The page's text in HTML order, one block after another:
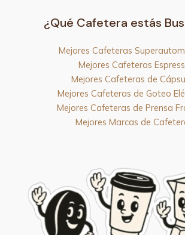
¿Qué Cafetera estás
Mejores Cafeteras
Mejores Cafeteras
Mejores Cafeteras de
Mejores Cafeteras de Goteo
Mejores Cafeteras de Prensa
Mejores Marcas de